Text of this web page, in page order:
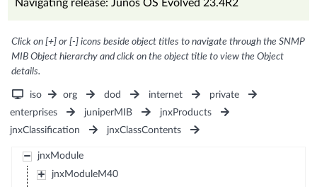
Navigating release: Junos OS Evolved 23.4R2
Click on [+] or [-] icons beside object titles to navigate through the SNMP
MIB Object hierarchy and click on the object title to view the Object
details.
iso org dod internet
private
enterprises
juniperMIB
jnxProducts
jnxClassification
jnxClassContents
jnxModule
jnxModuleM40